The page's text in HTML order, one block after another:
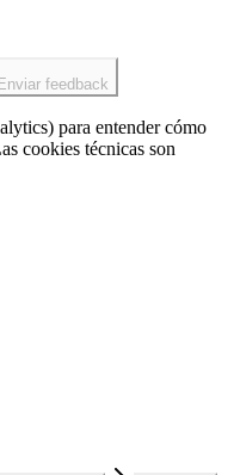
Enviar feedback
para entender cómo
cookies técnicas son